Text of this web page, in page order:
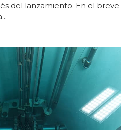
del lanzamiento. En el breve